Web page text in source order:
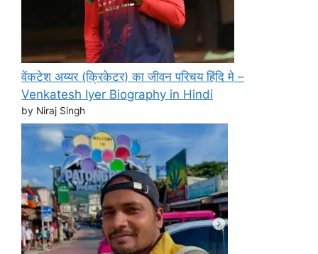
वेंकटेश अय्यर (क्रिकेटर) का जीवन परिचय हिंदि मे –
Venkatesh Iyer Biography in Hindi
by Niraj Singh